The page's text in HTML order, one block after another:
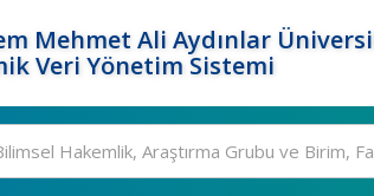
Mehmet Ali Aydınlar
Veri Yönetim Sistemi